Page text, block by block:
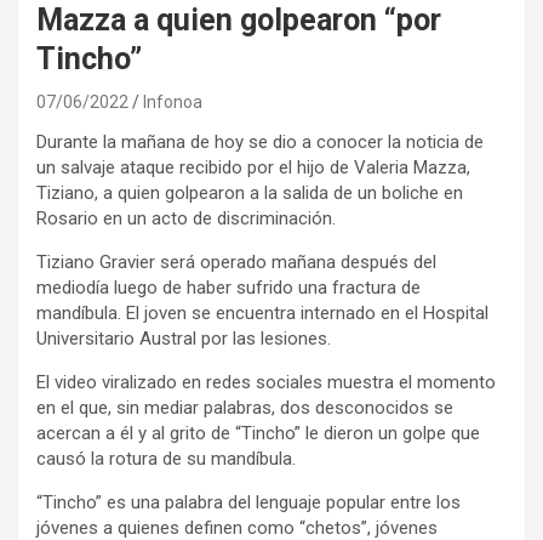
Mazza a quien golpearon “por
Tincho”
07/06/2022 Infonoa
Durante la mañana de hoy se dio a conocer la noticia de
un salvaje ataque recibido por el hijo de Valeria Mazza,
Tiziano, a quien golpearon a la salida de un boliche en
Rosario en un acto de discriminación.
Tiziano Gravier será operado mañana después del
mediodía luego de haber sufrido una fractura de
mandíbula. El joven se encuentra internado en el Hospital
Universitario Austral por las lesiones.
El video viralizado en redes sociales muestra el momento
en el que, sin mediar palabras, dos desconocidos se
acercan a él y al grito de “Tincho” le dieron un golpe que
causó la rotura de su mandíbula.
“Tincho” es una palabra del lenguaje popular entre los
jóvenes a quienes definen como “chetos”, jóvenes